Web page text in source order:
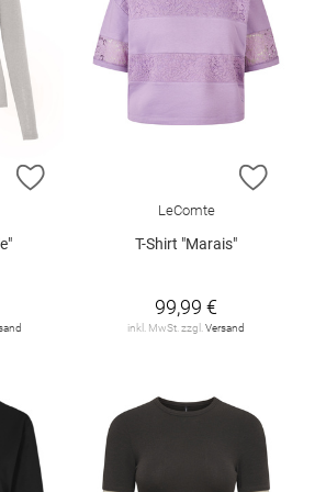
ZUR WUNSCHLISTE HINZUFÜGEN
ZUR
LeComte
T-Shirt "Marais"
99,99 €
inkl. MwSt. zzgl. Versand